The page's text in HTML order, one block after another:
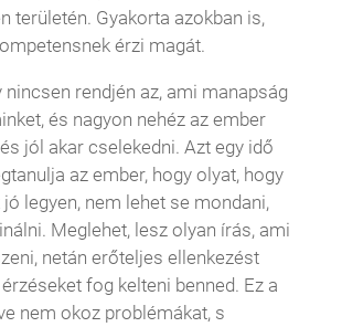
területén. Gyakorta azokban is,
érzi magát.
nincsen rendjén az, ami manapság
és nagyon nehéz az ember
jól akar cselekedni. Azt egy idő
az ember, hogy olyat, hogy
legyen, nem lehet se mondani,
Meglehet, lesz olyan írás, ami
netán erőteljes ellenkezést
fog kelteni benned. Ez a
nem okoz problémákat, s